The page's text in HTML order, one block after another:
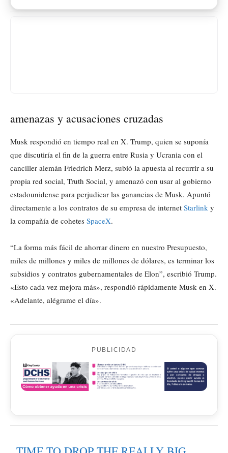
amenazas y acusaciones cruzadas
Musk respondió en tiempo real en X. Trump, quien se suponía
que discutiría el fin de la guerra entre Rusia y Ucrania con el
canciller alemán Friedrich Merz, subió la apuesta al recurrir a su
propia red social, Truth Social, y amenazó con usar al gobierno
estadounidense para perjudicar las ganancias de Musk. Apuntó
directamente a los contratos de su empresa de internet Starlink y
la compañía de cohetes SpaceX.
“La forma más fácil de ahorrar dinero en nuestro Presupuesto,
miles de millones y miles de millones de dólares, es terminar los
subsidios y contratos gubernamentales de Elon”, escribió Trump.
«Esto cada vez mejora más», respondió rápidamente Musk en X.
«Adelante, alégrame el día».
PUBLICIDAD